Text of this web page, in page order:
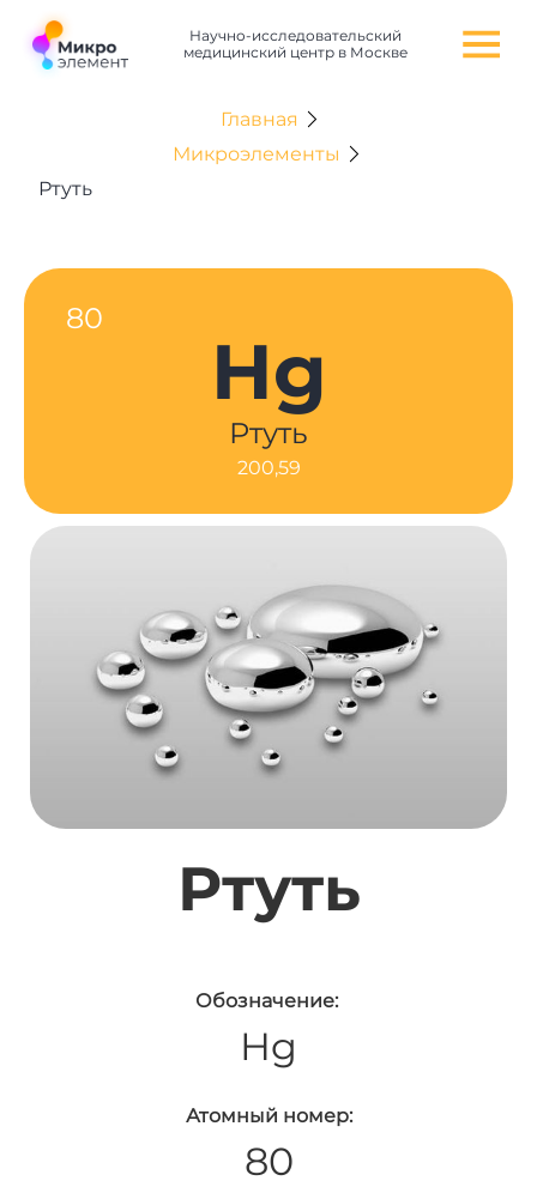
Научно-исследовательский
медицинский центр в Москве
Главная
Микроэлементы
Ртуть
80
Hg
Ртуть
200,59
Ртуть
Обозначение:
Hg
Атомный номер:
80